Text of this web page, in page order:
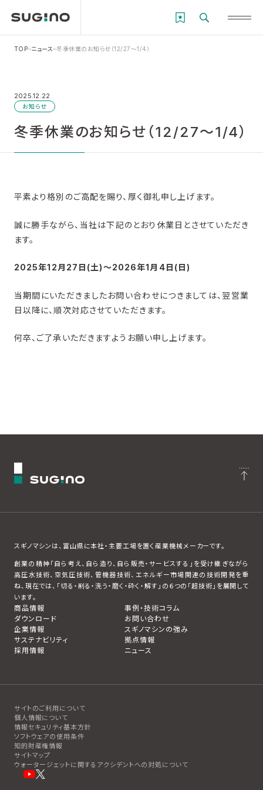
TOP ニュース 冬季休業のお知らせ（12/27～1/4）
2025.12.22
お知らせ
冬季休業のお知らせ（12/27～1/4）
平素より格別のご高配を賜り、厚く御礼申し上げます。
誠に勝手ながら、当社は下記のとおり休業日とさせていただき
ます。
2025年12月27日(土)～2026年1月4日(日)
当期間にいただきましたお問い合わせにつきましては、翌営業
日以降に、順次対応させていただきます。
何卒、ご了承いただきますようお願い申し上げます。
スギノマシンは、富山県に本社・主要工場を置く産業機械メーカーです。
創業の精神「自ら考え、自ら造り、自ら販売・サービスする」を受け継ぎながら
高圧水技術、空気圧技術、管機器技術、エネルギー市場関連の技術開発を重
ね、現在では、「切る・削る・洗う・磨く・砕く・解す」の６つの「超技術」を展開して
います。
商品情報
事例・技術コラム
ダウンロード
お問い合わせ
企業情報
スギノマシンの強み
サステナビリティ
拠点情報
採用情報
ニュース
サイトのご利用について
個人情報について
情報セキュリティ基本方針
ソフトウェアの使用条件
知的財産権情報
サイトマップ
ウォータージェットに関するアクシデントへの対処について